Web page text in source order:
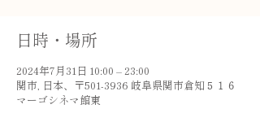
日時・場所
2024年7月31日 10:00 – 23:00
関市, 日本、〒501-3936 岐阜県関市倉知５１６
マーゴシネマ館東